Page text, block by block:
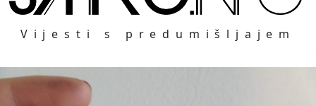
Vijesti s predumišljajem